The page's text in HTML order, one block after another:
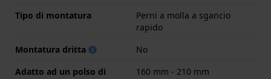
Tipo di montatura
Perni a molla a sgancio
rapido
Montatura dritta
No
Adatto ad un polso di
160 mm - 210 mm